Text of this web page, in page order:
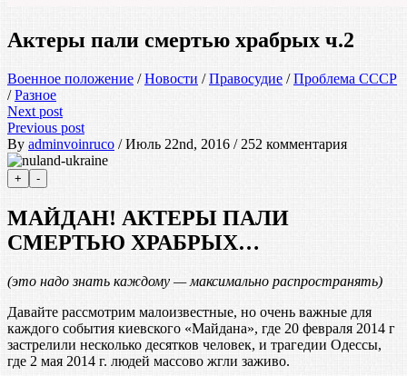
Актеры пали смертью храбрых ч.2
Военное положение /Новости /Правосудие /Проблема СССР
/Разное
Next post
Previous post
By adminvoinruco / Июль 22nd, 2016 / 252 комментария
МАЙДАН! АКТЕРЫ ПАЛИ
СМЕРТЬЮ ХРАБРЫХ…
(это надо знать каждому — максимально распространять)
Давайте рассмотрим малоизвестные, но очень важные для
каждого события киевского «Майдана», где 20 февраля 2014 г
застрелили несколько десятков человек, и трагедии Одессы,
где 2 мая 2014 г. людей массово жгли заживо.